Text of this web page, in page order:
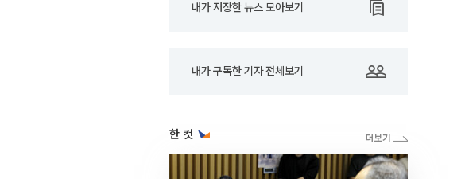
내가 저장한 뉴스 모아보기
내가 구독한 기자 전체보기
한 컷